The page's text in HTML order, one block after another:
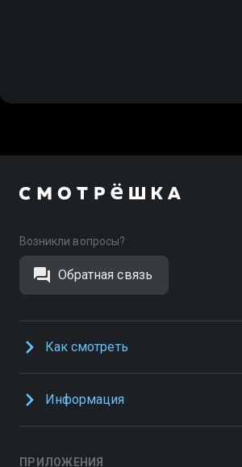
Возникли вопросы?
Обратная связь
Как смотреть
Информация
ПРИЛОЖЕНИЯ